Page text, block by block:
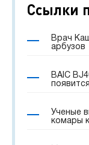
Ссылки
Врач
арбузов
BAIC
Ученые
комары